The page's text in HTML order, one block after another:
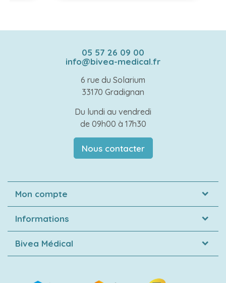
05 57 26 09 00
info@bivea-medical.fr
6 rue du Solarium
33170 Gradignan
Du lundi au vendredi
de 09h00 à 17h30
Nous contacter
Mon compte
Informations
Bivea Médical